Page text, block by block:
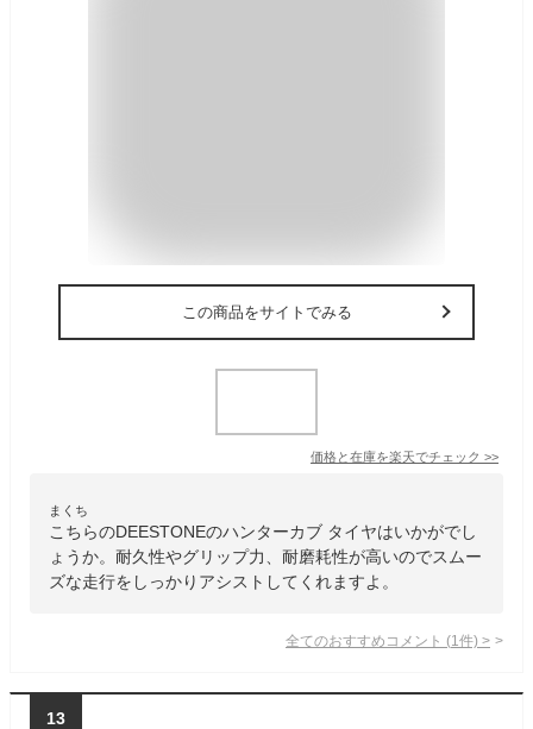
この商品をサイトでみる
価格と在庫を楽天でチェック >>
まくち
こちらのDEESTONEのハンターカブ タイヤはいかがでし
ょうか。耐久性やグリップ力、耐磨耗性が高いのでスムー
ズな走行をしっかりアシストしてくれますよ。
全てのおすすめコメント (1 件) >
13